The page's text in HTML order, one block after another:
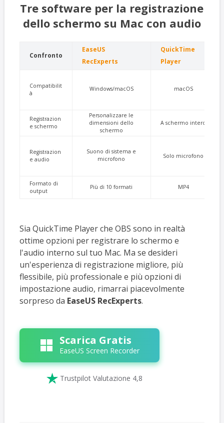
Tre software per la registrazione
dello schermo su Mac con audio
Confronto
EaseUS
RecExperts
QuickTime
Player
Compatibilit
à
Windows/macOS macOS
Registrazion
e schermo
Personalizzare le
dimensioni dello
schermo
A schermo intero
Registrazion
e audio
Suono di sistema e
microfono
Solo microfono
Formato di
output
Più di 10 formati MP4
Sia QuickTime Player che OBS sono in realtà
ottime opzioni per registrare lo schermo e
l'audio interno sul tuo Mac. Ma se desideri
un'esperienza di registrazione migliore, più
flessibile, più professionale e più opzioni di
impostazione audio, rimarrai piacevolmente
sorpreso da EaseUS RecExperts.
Scarica Gratis
EaseUS Screen Recorder
 Trustpilot Valutazione 4,8